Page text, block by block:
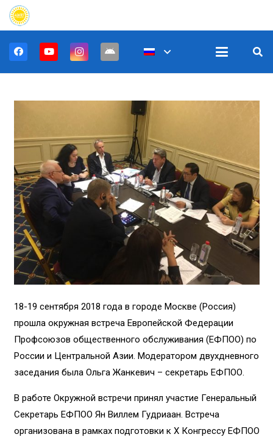
18-19 сентября 2018 года в городе Москве (Россия)
прошла окружная встреча Европейской Федерации
Профсоюзов общественного обслуживания (ЕФПОО) по
России и Центральной Азии. Модератором двухдневного
заседания была Ольга Жанкевич – секретарь ЕФПОО.
В работе Окружной встречи принял участие Генеральный
Секретарь ЕФПОО Ян Виллем Гудриаан. Встреча
организована в рамках подготовки к Х Конгрессу ЕФПОО